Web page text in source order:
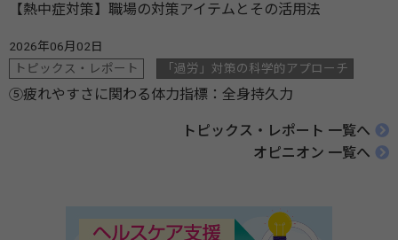
【熱中症対策】職場の対策アイテムとその活用法
2026年06月02日
トピックス・レポート
「過労」対策の科学的アプローチ
⑤疲れやすさに関わる体力指標：全身持久力
トピックス・レポート 一覧へ
オピニオン 一覧へ